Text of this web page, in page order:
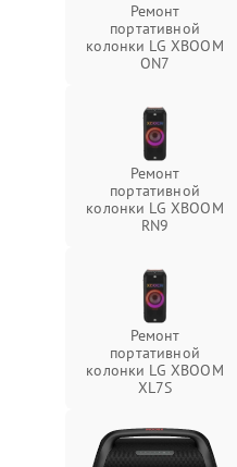
Ремонт
портативной
колонки LG XBOOM
ON7
Ремонт
портативной
колонки LG XBOOM
RN9
Ремонт
портативной
колонки LG XBOOM
XL7S